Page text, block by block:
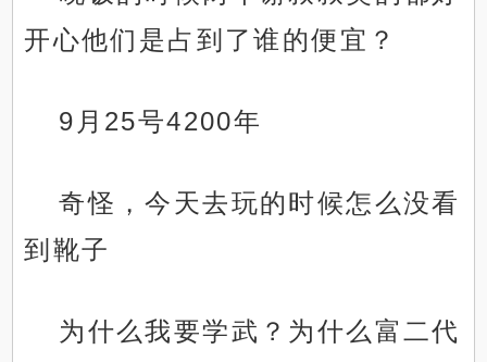
开心他们是占到了谁的便宜？
9月25号4200年
奇怪，今天去玩的时候怎么没看
到靴子
为什么我要学武？为什么富二代